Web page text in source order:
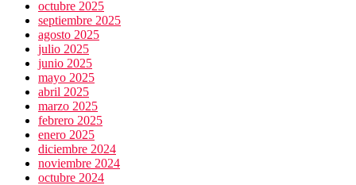
octubre 2025
septiembre 2025
agosto 2025
julio 2025
junio 2025
mayo 2025
abril 2025
marzo 2025
febrero 2025
enero 2025
diciembre 2024
noviembre 2024
octubre 2024